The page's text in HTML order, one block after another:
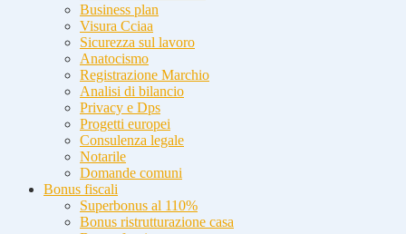
Business plan
Visura Cciaa
Sicurezza sul lavoro
Anatocismo
Registrazione Marchio
Analisi di bilancio
Privacy e Dps
Progetti europei
Consulenza legale
Notarile
Domande comuni
Bonus fiscali
Superbonus al 110%
Bonus ristrutturazione casa